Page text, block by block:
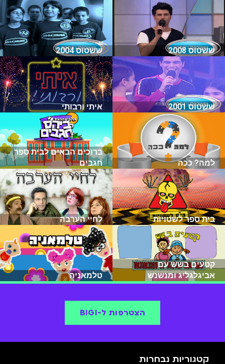
ששטוס 2008 ששטוס 2004
ששטוס 2001 איתי ורבותי
למה? ככה
ברוכים הבאים לבית ספר
חגבים
בית ספר לשטויות לחיי הערבה
קטעים בשש עם
אביגלגליג ומנשנש
טלמאניה
הצטרפות ל-BIGI
קטגוריות נבחרות